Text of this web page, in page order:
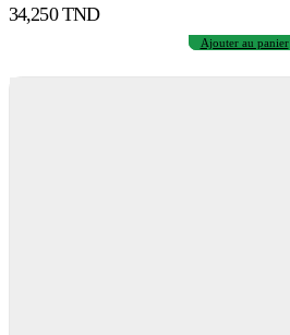
34,250TND
Ajouter au panier